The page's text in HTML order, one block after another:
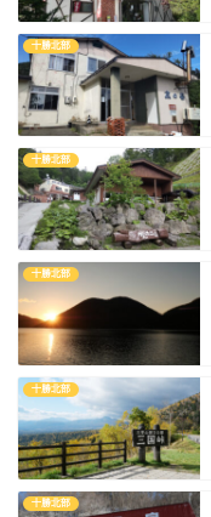
十勝北部
十勝北部
十勝北部
十勝北部
十勝北部